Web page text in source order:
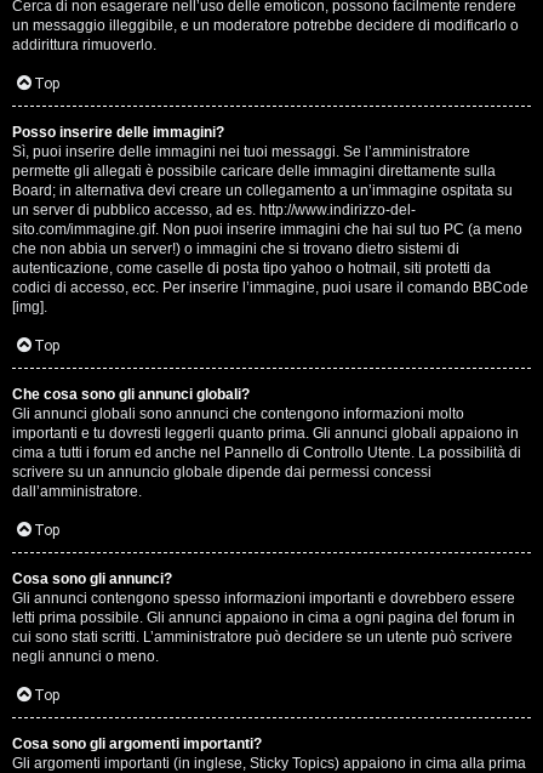
Cerca di non esagerare nell’uso delle emoticon, possono facilmente rendere
un messaggio illeggibile, e un moderatore potrebbe decidere di modificarlo o
addirittura rimuoverlo.
Top
Posso inserire delle immagini?
Sì, puoi inserire delle immagini nei tuoi messaggi. Se l’amministratore
permette gli allegati è possibile caricare delle immagini direttamente sulla
Board; in alternativa devi creare un collegamento a un’immagine ospitata su
un server di pubblico accesso, ad es. http://www.indirizzo-del-
sito.com/immagine.gif. Non puoi inserire immagini che hai sul tuo PC (a meno
che non abbia un server!) o immagini che si trovano dietro sistemi di
autenticazione, come caselle di posta tipo yahoo o hotmail, siti protetti da
codici di accesso, ecc. Per inserire l’immagine, puoi usare il comando BBCode
[img].
Top
Che cosa sono gli annunci globali?
Gli annunci globali sono annunci che contengono informazioni molto
importanti e tu dovresti leggerli quanto prima. Gli annunci globali appaiono in
cima a tutti i forum ed anche nel Pannello di Controllo Utente. La possibilità di
scrivere su un annuncio globale dipende dai permessi concessi
dall’amministratore.
Top
Cosa sono gli annunci?
Gli annunci contengono spesso informazioni importanti e dovrebbero essere
letti prima possibile. Gli annunci appaiono in cima a ogni pagina del forum in
cui sono stati scritti. L’amministratore può decidere se un utente può scrivere
negli annunci o meno.
Top
Cosa sono gli argomenti importanti?
Gli argomenti importanti (in inglese, Sticky Topics) appaiono in cima alla prima
s
i
o
n
i
C
o
s
a
c
i
p
i
a
c
e
e
c